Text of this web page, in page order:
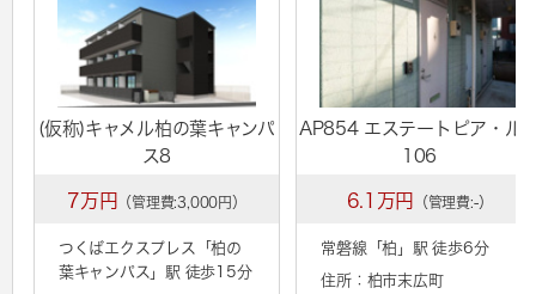
(仮称)キャメル柏の葉キャンパ
ス8
7万円 （管理費:3,000円）
つくばエクスプレス「柏の
葉キャンパス 」駅 徒歩15分
AP854 エステートピア・ル
106
6.1万円 （管理費:-）
常磐線「柏 」駅 徒歩6分
住所：柏市末広町